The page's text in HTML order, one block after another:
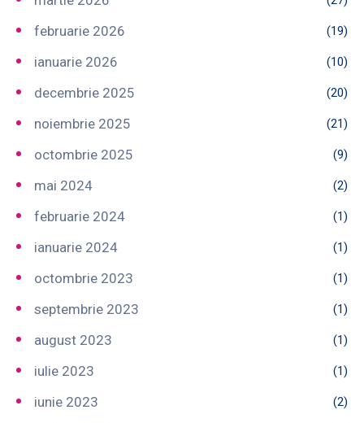
februarie 2026 (19)
ianuarie 2026 (10)
decembrie 2025 (20)
noiembrie 2025 (21)
octombrie 2025 (9)
mai 2024 (2)
februarie 2024 (1)
ianuarie 2024 (1)
octombrie 2023 (1)
septembrie 2023 (1)
august 2023 (1)
iulie 2023 (1)
iunie 2023 (2)